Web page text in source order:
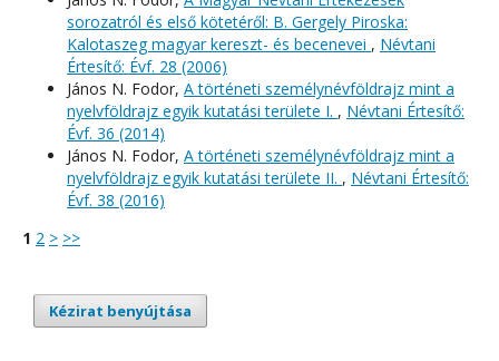
sorozatról és első kötetéről: B. Gergely Piroska:
Kalotaszeg magyar kereszt- és becenevei , Névtani
Értesítő: Évf. 28 (2006)
János N. Fodor, A történeti személynévföldrajz mint a
nyelvföldrajz egyik kutatási területe I. , Névtani Értesítő:
Évf. 36 (2014)
János N. Fodor, A történeti személynévföldrajz mint a
nyelvföldrajz egyik kutatási területe II. , Névtani Értesítő:
Évf. 38 (2016)
1 2 > >>
Kézirat benyújtása